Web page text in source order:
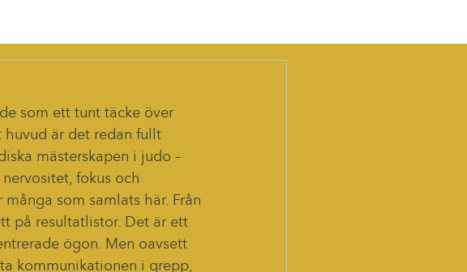
som ett tunt täcke över
huvud är det redan fullt
mästerskapen i judo –
fokus och
som samlats här. Från
på resultatlistor. Det är ett
ögon. Men oavsett
kommunikationen i grepp,